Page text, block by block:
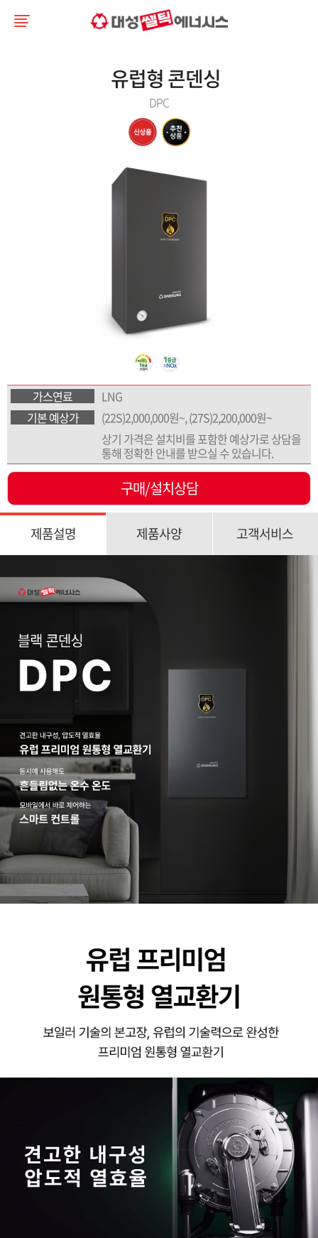
유럽형 콘덴싱
DPC
가스연료
LNG
기본 예상가
(22S)2,000,000원~, (27S)2,200,000원~
상기 가격은 설치비를 포함한 예상가로 상담을
통해 정확한 안내를 받으실 수 있습니다.
구매/설치상담
제품설명 제품사양 고객서비스